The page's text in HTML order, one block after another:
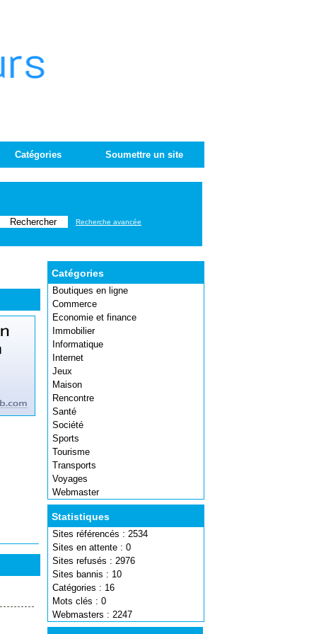
Catégories Soumettre un site
Recherche avancée
Catégories
Boutiques en ligne
Commerce
Economie et finance
Immobilier
Informatique
Internet
Jeux
Maison
Rencontre
Santé
Société
Sports
Tourisme
Transports
Voyages
Webmaster
Statistiques
Sites référencés : 2534
Sites en attente : 0
Sites refusés : 2976
Sites bannis : 10
Catégories : 16
Mots clés : 0
Webmasters : 2247